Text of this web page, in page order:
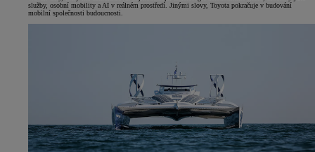
služby, osobní mobility a AI v reálném prostředí. Jinými slovy, Toyota pokračuje v budování
mobilní společnosti budoucnosti.